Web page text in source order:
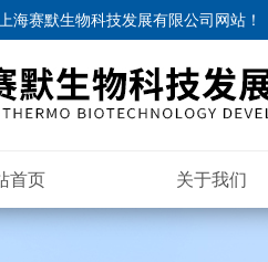
上海赛默生物科技发展有限公司网站 ！
首页 关于我们